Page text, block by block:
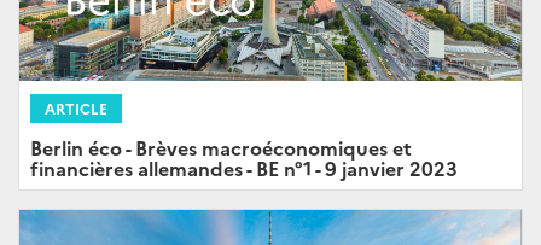
ARTICLE
Berlin éco - Brèves macroéconomiques et
financières allemandes - BE n°1 - 9 janvier 2023